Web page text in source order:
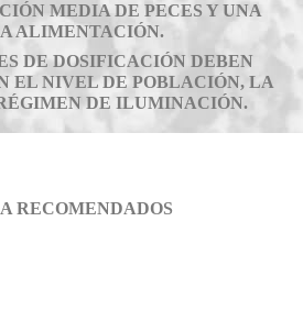
MEDIA DE PECES Y UNA
ALIMENTACIÓN.
DE DOSIFICACIÓN DEBEN
EL NIVEL DE POBLACIÓN, LA
DE ILUMINACIÓN.
RECOMENDADOS